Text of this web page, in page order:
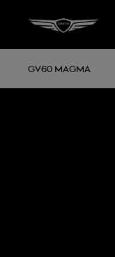
GV60 MAGMA